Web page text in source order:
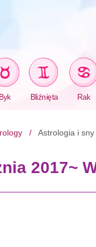
Byk Bliźnięta Rak
Astrologia i sny
2017~